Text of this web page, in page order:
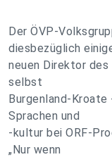
Der ÖVP-
diesbezüglich
neuen Direktor des
selbst
Burgenland-
Sprachen und
-kultur bei ORF-
„Nur wenn